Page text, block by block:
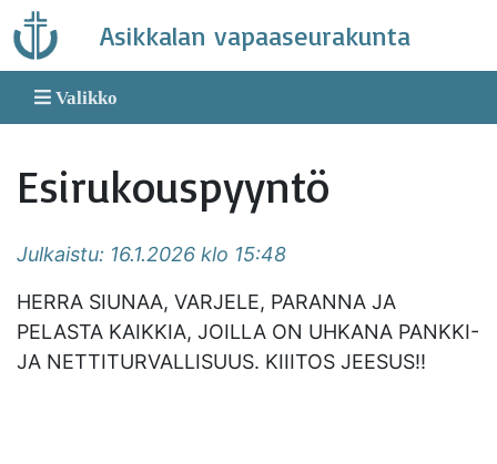
Skip
to
content
Asikkalan vapaaseurakunta
Valikko
Esirukouspyyntö
Julkaistu: 16.1.2026 klo 15:48
HERRA SIUNAA, VARJELE, PARANNA JA
PELASTA KAIKKIA, JOILLA ON UHKANA PANKKI-
JA NETTITURVALLISUUS. KIIITOS JEESUS!!